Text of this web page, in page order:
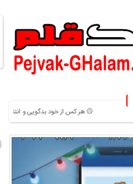
۞ هر کس از خود بدگویی و انتقاد کند٬خود را اصلاح کرده و هر کس خودستایی نماید٬ پس به تحقیق خویش را تباه نموده است. ۞